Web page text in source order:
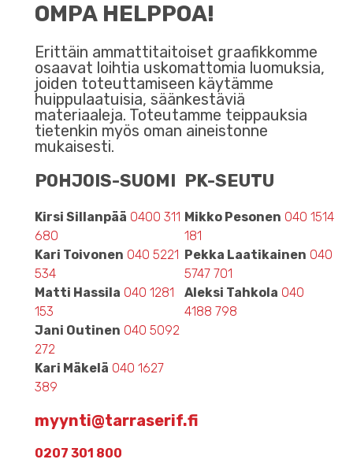
OMPA HELPPOA!
Erittäin ammattitaitoiset graafikkomme
osaavat loihtia uskomattomia luomuksia,
joiden toteuttamiseen käytämme
huippulaatuisia, säänkestäviä
materiaaleja. Toteutamme teippauksia
tietenkin myös oman aineistonne
mukaisesti.
POHJOIS-SUOMI
Kirsi Sillanpää 0400 311
680
Kari Toivonen 040 5221
534
Matti Hassila 040 1281
153
Jani Outinen 040 5092
272
Kari Mäkelä 040 1627
389
PK-SEUTU
Mikko Pesonen 040 1514
181
Pekka Laatikainen 040
5747 701
Aleksi Tahkola 040
4188 798
myynti@tarraserif.fi
0207 301 800